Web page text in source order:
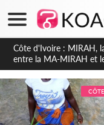
Côte d'Ivoire :
environnement